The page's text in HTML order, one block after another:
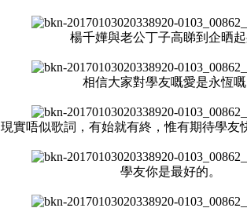
楊千嬅與老公丁子高睇到企晒起
相信大家對學友嘅愛是永恆嘅
現實唔似歌詞，有始就有終，惟有期待學友
學友你是最好的。